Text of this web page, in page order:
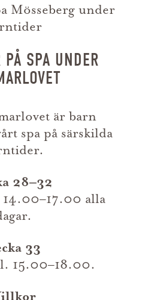
Mösseberg under
SPA UNDER
är barn
spa på särskilda
28–32
alla
33
15.00–18.00.